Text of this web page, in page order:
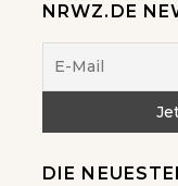
NRWZ.DE
DIE